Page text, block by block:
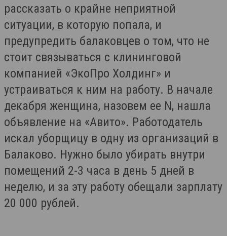
рассказать о крайне неприятной
ситуации, в которую попала, и
предупредить балаковцев о том, что не
стоит связываться с клининговой
компанией «ЭкоПро Холдинг» и
устраиваться к ним на работу. В начале
декабря женщина, назовем ее N, нашла
объявление на «Авито». Работодатель
искал уборщицу в одну из организаций в
Балаково. Нужно было убирать внутри
помещений 2-3 часа в день 5 дней в
неделю, и за эту работу обещали зарплату
20 000 рублей.